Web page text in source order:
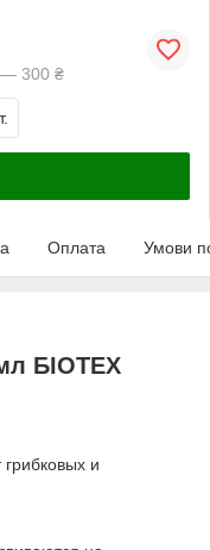
— 300 ₴
Оплата Умови
БІОТЕХ
и